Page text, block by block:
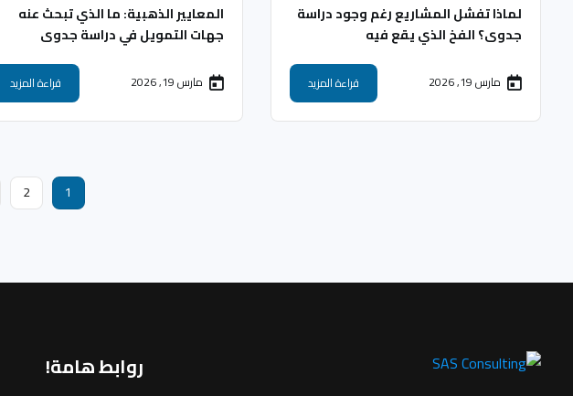
لماذا تفشل المشاريع رغم وجود دراسة
جدوى؟ الفخ الذي يقع فيه
مارس 19, 2026 قراءة المزيد
المعايير الذهبية: ما الذي تبحث عنه
جهات التمويل في دراسة جدوى
مارس 19, 2026 قراءة المزيد
1
2
روابط هامة!